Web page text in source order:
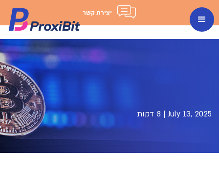
יצירת קשר
July 13, 2025
| 8 דקות